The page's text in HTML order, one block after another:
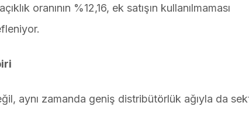
oranının %12,16, ek satışın kullanılmaması
aynı zamanda geniş distribütörlük ağıyla da